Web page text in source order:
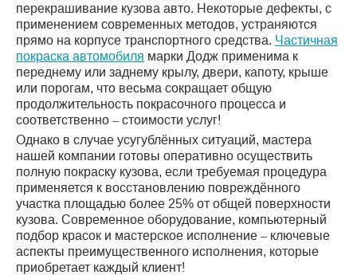
перекрашивание кузова авто. Некоторые дефекты, с
применением современных методов, устраняются
прямо на корпусе транспортного средства. Частичная
покраска автомобиля марки Додж применима к
переднему или заднему крылу, двери, капоту, крыше
или порогам, что весьма сокращает общую
продолжительность покрасочного процесса и
соответственно – стоимости услуг!
Однако в случае усугублённых ситуаций, мастера
нашей компании готовы оперативно осуществить
полную покраску кузова, если требуемая процедура
применяется к восстановлению повреждённого
участка площадью более 25% от общей поверхности
кузова. Современное оборудование, компьютерный
подбор красок и мастерское исполнение – ключевые
аспекты преимущественного исполнения, которые
приобретает каждый клиент!